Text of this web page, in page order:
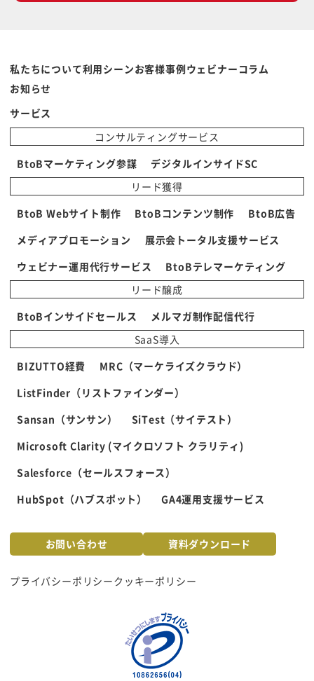
私たちについて利用シーンお客様事例ウェビナー コラム
お知らせ
お問い合わせ 資料ダウンロード
プライバシーポリシークッキーポリシー
サービス
コンサルティングサービス
BtoBマーケティング参謀
デジタルインサイドSC
リード獲得
BtoB Webサイト制作
BtoBコンテンツ制作
BtoB広告
メディアプロモーション
展示会トータル支援サービス
ウェビナー運用代行サービス
BtoBテレマーケティング
リード醸成
BtoBインサイドセールス
メルマガ制作配信代行
SaaS導入
BIZUTTO経費
MRC（マーケライズクラウド）
ListFinder（リストファインダー）
Sansan（サンサン）
SiTest（サイテスト）
Microsoft Clarity (マイクロソフト クラリティ)
Salesforce（セールスフォース）
HubSpot（ハブスポット）
GA4運用支援サービス